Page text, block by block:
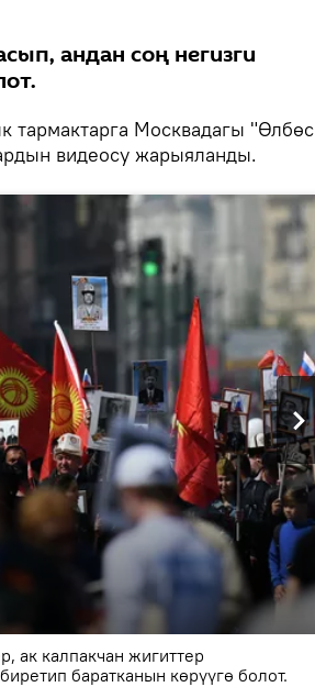
андан соң негизги
тармактарга Москвадагы "Өлбөс
видеосу жарыяланды.
ак калпакчан жигиттер
баратканын көрүүгө болот.